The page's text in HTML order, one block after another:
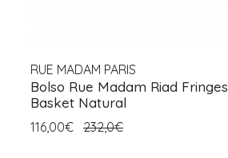
RUE MADAM PARIS
Bolso Rue Madam Riad Fringes
Basket Natural
116,00€ 232,0€